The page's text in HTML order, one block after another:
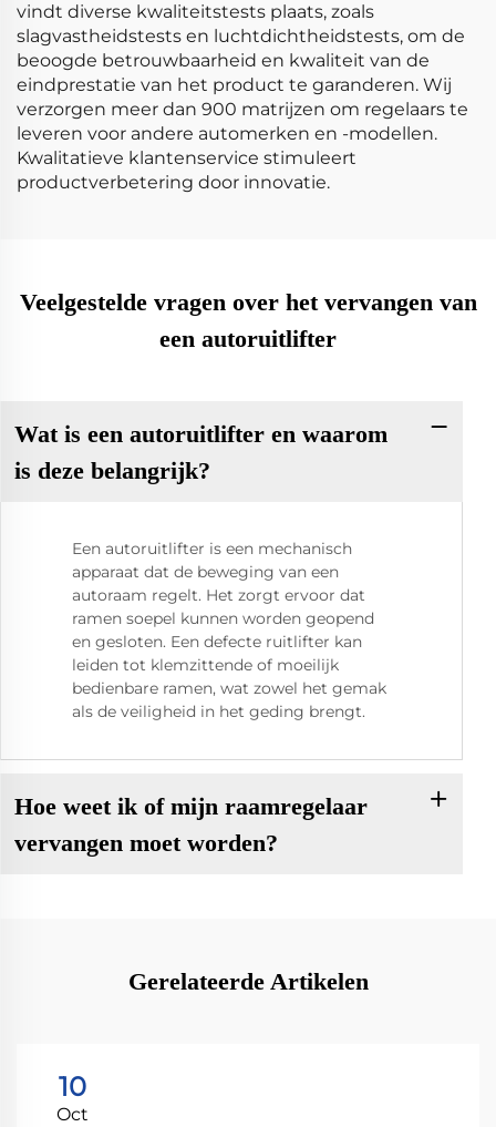
vindt diverse kwaliteitstests plaats, zoals
slagvastheidstests en luchtdichtheidstests, om de
beoogde betrouwbaarheid en kwaliteit van de
eindprestatie van het product te garanderen. Wij
verzorgen meer dan 900 matrijzen om regelaars te
leveren voor andere automerken en -modellen.
Kwalitatieve klantenservice stimuleert
productverbetering door innovatie.
Veelgestelde vragen over het vervangen van
een autoruitlifter
Wat is een autoruitlifter en waarom
is deze belangrijk?
Een autoruitlifter is een mechanisch
apparaat dat de beweging van een
autoraam regelt. Het zorgt ervoor dat
ramen soepel kunnen worden geopend
en gesloten. Een defecte ruitlifter kan
leiden tot klemzittende of moeilijk
bedienbare ramen, wat zowel het gemak
als de veiligheid in het geding brengt.
Hoe weet ik of mijn raamregelaar
vervangen moet worden?
Gerelateerde Artikelen
10
Oct